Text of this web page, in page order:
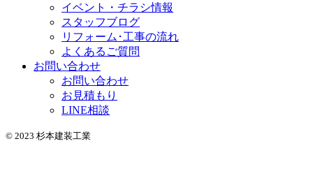
イベント・チラシ情報
スタッフブログ
リフォーム･工事の流れ
よくあるご質問
お問い合わせ
お問い合わせ
お見積もり
LINE相談
© 2023 杉本建装工業